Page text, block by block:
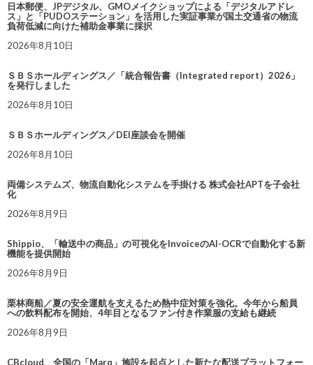
日本郵便、JPデジタル、GMOメイクショップによる「デジタルアドレ
ス」と「PUDOステーション」を活用した実証事業が国土交通省の物流
負荷低減に向けた補助金事業に採択
2026年8月10日
ＳＢＳホールディングス／「統合報告書（Integrated report）2026」
を発行しました
2026年8月10日
ＳＢＳホールディングス／DEI座談会を開催
2026年8月10日
両備システムズ、物流自動化システムを手掛ける 株式会社APTを子会社
化
2026年8月9日
Shippio、「輸送中の商品」の可視化をInvoiceのAI-OCRで自動化する新
機能を提供開始
2026年8月9日
栗林商船／夏の安全運航を支えるため熱中症対策を強化。今年から船員
への飲料配布を開始、4年目となるファン付き作業服の支給も継続
2026年8月9日
CBcloud、全国の「Marq」施設を起点とした新たな配送プラットフォー